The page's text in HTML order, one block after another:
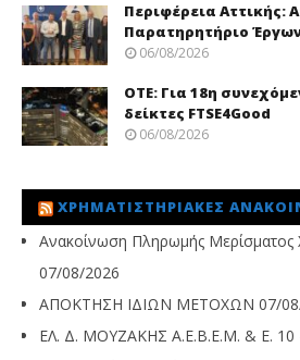
Περιφέρεια Αττικής:
Παρατηρητήριο
06/08/2026
ΟΤΕ: Για 18η
δείκτες FTSE4Good
06/08/2026
ΧΡΗΜΑΤΙΣΤΗΡΙΑΚΈΣ
Ανακοίνωση Πληρωμής Μερίσματος
07/08/2026
ΑΠΟΚΤΗΣΗ ΙΔΙΩΝ ΜΕΤΟΧΩΝ 07/
ΕΛ. Δ. ΜΟΥΖΑΚΗΣ Α.Ε.Β.Ε.Μ. & Ε. 10